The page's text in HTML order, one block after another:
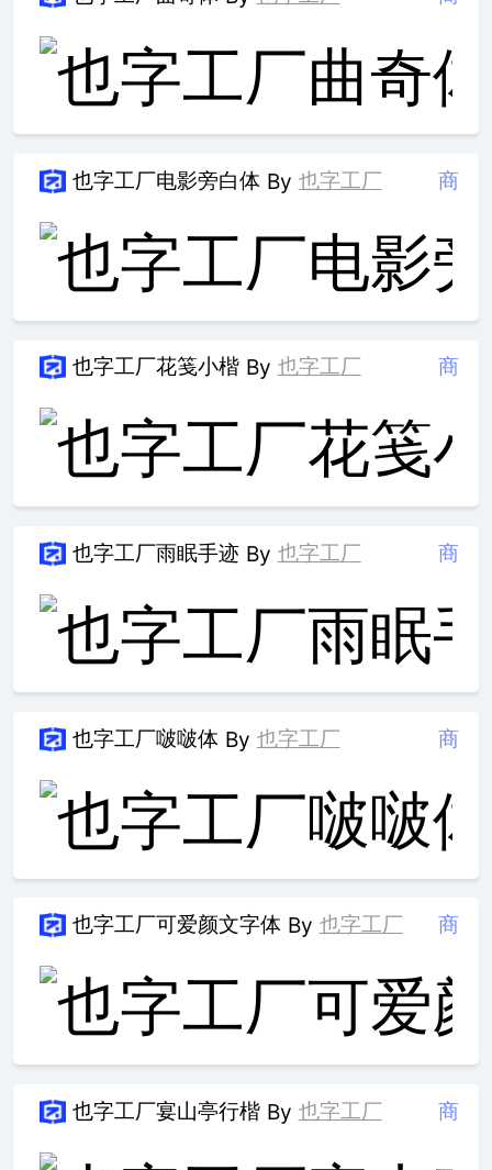
也字工厂电影旁白体 By 也字工厂 商
也字工厂花笺小楷 By 也字工厂 商
也字工厂雨眠手迹 By 也字工厂 商
也字工厂啵啵体 By 也字工厂 商
也字工厂可爱颜文字体 By 也字工厂 商
也字工厂宴山亭行楷 By 也字工厂 商